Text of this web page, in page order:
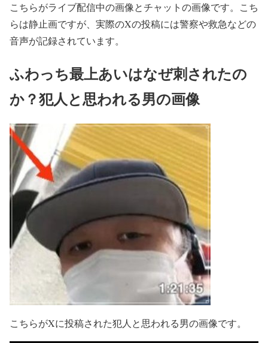
こちらがライブ配信中の画像とチャットの画像です。こち
らは静止画ですが、実際のXの投稿には警察や救急などの
音声が記録されています。
ふわっち最上あいはなぜ刺されたの
か？犯人と思われる男の画像
こちらがXに投稿された犯人と思われる男の画像です。